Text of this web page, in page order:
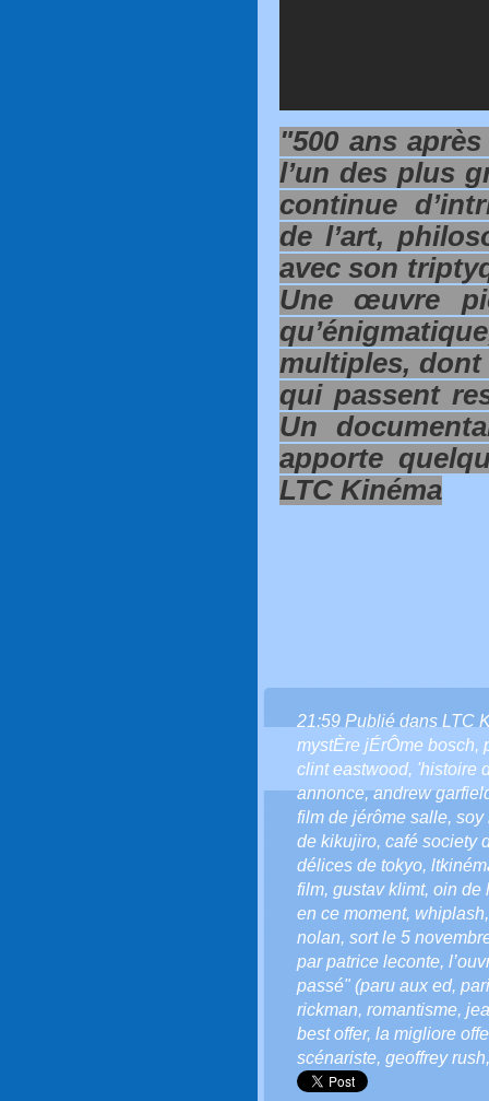
"500 ans
l’un des plus
continue
de l’art,
avec son
Une œuvre
multiples, dont
qui passent
Un
apporte
LTC Kinéma
21:59 Publié dans LTC
mystÈre jÉrÔme bosch,
clint eastwood, 'histoire
annonce,andrew
film de jérôme salle, soy
de kikujiro, café society
délices de tokyo,
film, gustav klimt, oin de
en ce moment, whiplash
nolan, sort le 5
par patrice leconte,
passé" (paru aux ed,
rickman, romantisme,
best offer, la migliore
scénariste, geoffrey rush